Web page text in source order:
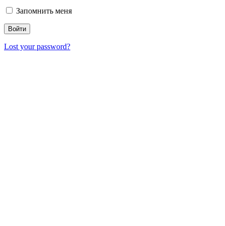
Запомнить меня
Lost your password?